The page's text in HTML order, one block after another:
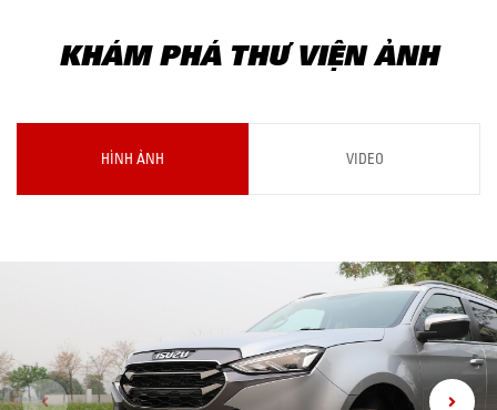
KHÁM PHÁ THƯ VIỆN ẢNH
HÌNH ẢNH VIDEO